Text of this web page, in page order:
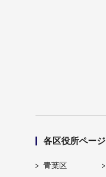
各区役所ページ
青葉区